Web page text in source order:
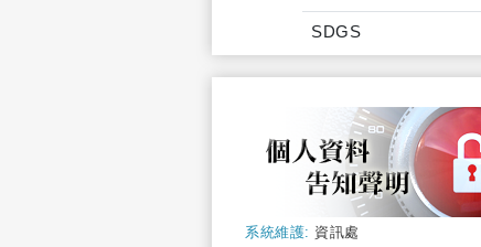
SDGS
系統維護: 資訊處